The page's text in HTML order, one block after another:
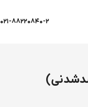
۰۲۱-۸۸۲۲۰۸۴۰-۲